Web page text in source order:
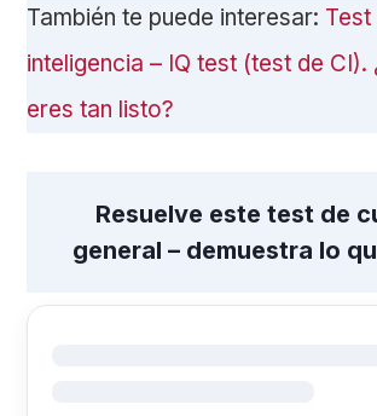
También te puede interesar: Test
inteligencia – IQ test (test de CI).
eres tan listo?
Resuelve este test de
general – demuestra lo